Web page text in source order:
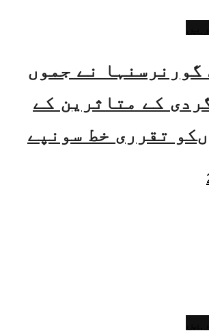
گورنرسنہا نے جموں
کے متاثرین کے
تقرری خط سونپے